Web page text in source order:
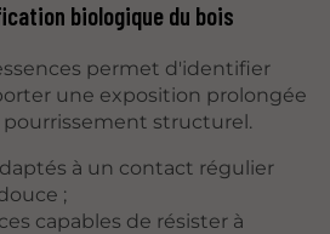
biologique du bois
permet d'identifier
une exposition prolongée
pourrissement structurel.
à un contact régulier
;
capables de résister à